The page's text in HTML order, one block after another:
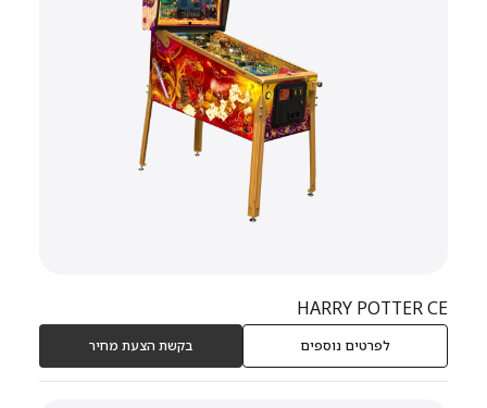
HARRY POTTER CE
לפרטים נוספים בקשת הצעת מחיר